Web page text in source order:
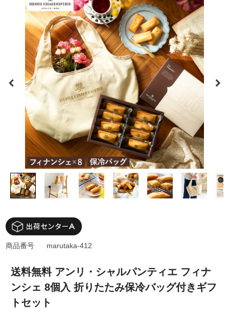
送料無料 アンリ・シャルパンティエ フィナ
ンシェ 8個入 折りたたみ保冷バッグ付きギフ
トセット
商品番号 marutaka-412